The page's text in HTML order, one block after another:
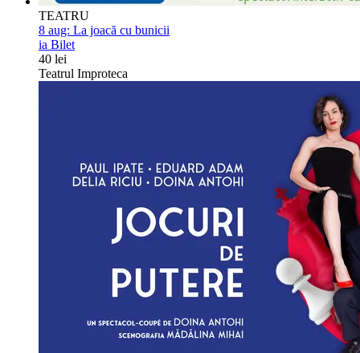
TEATRU
8 aug: La joacă cu bunicii
ia Bilet
40 lei
Teatrul Improteca